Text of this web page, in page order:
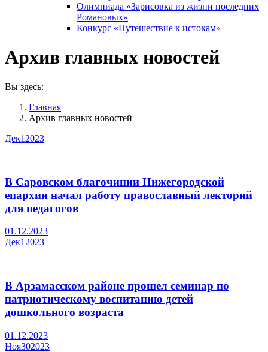
Олимпиада «Зарисовка из жизни последних
Романовых»
Конкурс «Путешествие к истокам»
Архив главных новостей
Вы здесь:
Главная
Архив главных новостей
Дек1 2023
В Саровском благочинии Нижегородской
епархии начал работу православный лекторий
для педагогов
01.12.2023
Дек1 2023
В Арзамасском районе прошел семинар по
патриотическому воспитанию детей
дошкольного возраста
01.12.2023
Ноя302023